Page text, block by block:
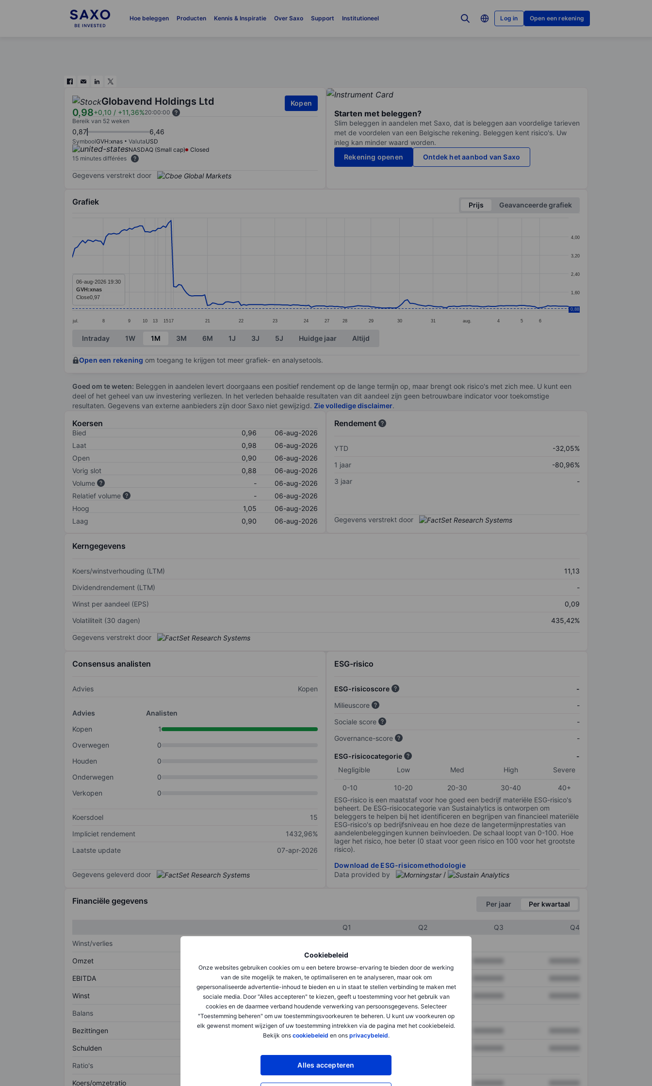
Hoe beleggen Producten Kennis & Inspiratie Over Saxo Support Institutioneel Log in Open een rekening
Cookiebeleid
Onze websites gebruiken cookies om u een betere browse-ervaring te bieden door de werking
van de site mogelijk te maken, te optimaliseren en te analyseren, maar ook om
gepersonaliseerde advertentie-inhoud te bieden en u in staat te stellen verbinding te maken met
sociale media. Door "Alles accepteren" te kiezen, geeft u toestemming voor het gebruik van
cookies en de daarmee verband houdende verwerking van persoonsgegevens. Selecteer
"Toestemming beheren" om uw toestemmingsvoorkeuren te beheren. U kunt uw voorkeuren op
elk gewenst moment wijzigen of uw toestemming intrekken via de pagina met het cookiebeleid.
Bekijk ons cookiebeleid en ons privacybeleid.
Alles accepteren
Globavend Holdings Ltd
0,98+0,10 / +11,36%20:00:00
Kopen
Bereik van 52 weken
0,87 6,46
SymboolGVH:xnas ValutaUSD
NASDAQ (Small cap)
Closed
15 minutes différées
Gegevens verstrekt door
Starten met beleggen?
Slim beleggen in aandelen met Saxo, dat is beleggen aan voordelige tarieven
met de voordelen van een Belgische rekening. Beleggen kent risico's. Uw
inleg kan minder waard worden.
Rekening openen
Ontdek het aanbod van Saxo
Grafiek Prijs
Geavanceerde grafiek
Line chart with 192 data points.
The chart has 1 X axis displaying categories.
The chart has 1 Y axis displaying values. Data ranges from 0.9 to 4.7.
jul. 8 9 10 13 15 17 21 22 23 24 27 28 29 30 31 aug. 4 5 6
1,60
2,40
3,20
4,00
0,88
06-aug-2026 19:30
GVH:xnas
Close0,97
End of interactive chart.
Intraday 1W 1M 3M 6M 1J 3J 5J Huidge jaar Altijd
Open een rekening om toegang te krijgen tot meer grafiek- en analysetools.
Goed om te weten: Beleggen in aandelen levert doorgaans een positief rendement op de lange termijn op, maar brengt ook risico's met zich mee. U kunt een
deel of het geheel van uw investering verliezen. In het verleden behaalde resultaten van dit aandeel zijn geen betrouwbare indicator voor toekomstige
resultaten. Gegevens van externe aanbieders zijn door Saxo niet gewijzigd. Zie volledige disclaimer.
Koersen
Bied 0,96
06-aug-2026
Laat
0,98
06-aug-2026
Open
0,90
06-aug-2026
Vorig slot
0,88
06-aug-2026
Volume
-
06-aug-2026
Relatief volume
-
06-aug-2026
Hoog
1,05
06-aug-2026
Laag
0,90 06-aug-2026
Rendement
YTD
-32,05%
1 jaar
-80,96%
3 jaar
-
Gegevens verstrekt door
Kerngegevens
Koers/winstverhouding (LTM)
11,13
Dividendrendement (LTM)
-
Winst per aandeel (EPS)
0,09
Volatiliteit (30 dagen)
435,42%
Gegevens verstrekt door
Consensus analisten
Advies Kopen
Advies
Analisten
Kopen
1
Overwegen
0
Houden
0
Onderwegen
0
Verkopen
0
Koersdoel
15
Impliciet rendement
1432,96%
Laatste update
07-apr-2026
Gegevens geleverd door
ESG-risico
ESG-risicoscore
-
Milieuscore
-
Sociale score
-
Governance-score
-
ESG-risicocategorie
-
Negligible
Low Med High Severe
0-10 10-20 20-30 30-40
40+
ESG-risico is een maatstaf voor hoe goed een bedrijf materiële ESG-risico's
beheert. De ESG-risicocategorie van Sustainalytics is ontworpen om
beleggers te helpen bij het identificeren en begrijpen van financieel materiële
ESG-risico's op bedrijfsniveau en hoe deze de langetermijnprestaties van
aandelenbeleggingen kunnen beïnvloeden. De schaal loopt van 0-100. Hoe
lager het risico, hoe beter (0 staat voor geen risico en 100 voor het grootste
risico).
Download de ESG-risicomethodologie
Data provided by
/
Financiële gegevens Per jaar Per kwartaal
Q1 Q2 Q3
Q4
Winst/verlies
Omzet XXXXXXX
EBITDA XXXXXXX XXXXXXX
Winst XXXXXXX XXXXXXX
Balans
Bezittingen XXXXXXX XXXXXXX
Schulden
Ratio's
Koers/omzetratio XXXXXXX